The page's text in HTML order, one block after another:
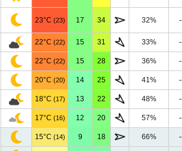
23°C (23) 17 34 32%
22°C (22) 15 31 33%
22°C (22) 15 28 36%
20°C (20) 14 25 41%
18°C (17) 13 22 48%
17°C (16) 12 20 57%
15°C (14) 9 18 66%